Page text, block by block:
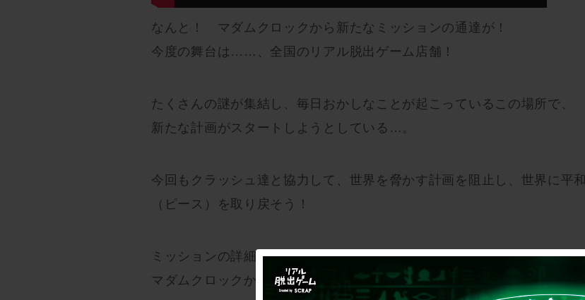
なんと！ マダムクロックから新たなミッションの通達が！
今度の舞台は……、全国のリアル脱出ゲーム店舗！
たくさんの謎が集結し、毎日おかしなことが起こっているこの場所で、
新たな計画がスタートしようとしている…。
今回もクラッシュ達と協力して、世界を脅かす計画を阻止し、世界に平和
（ピース）を取り戻そう！
ミッションの詳細は【2026年春】発表予定。
マダムクロックからの続報を待て！